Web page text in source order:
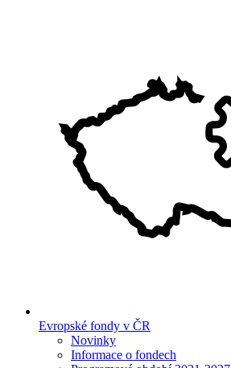
Evropské fondy v ČR
Novinky
Informace o fondech